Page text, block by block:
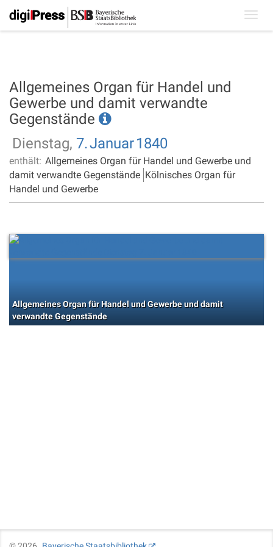
Allgemeines Organ für Handel und
Gewerbe und damit verwandte
Gegenstände
Dienstag, 7.Januar1840
enthält: Allgemeines Organ für Handel und Gewerbe und
damit verwandte Gegenstände Kölnisches Organ für
Handel und Gewerbe
Allgemeines Organ für Handel und Gewerbe und damit
verwandte Gegenstände